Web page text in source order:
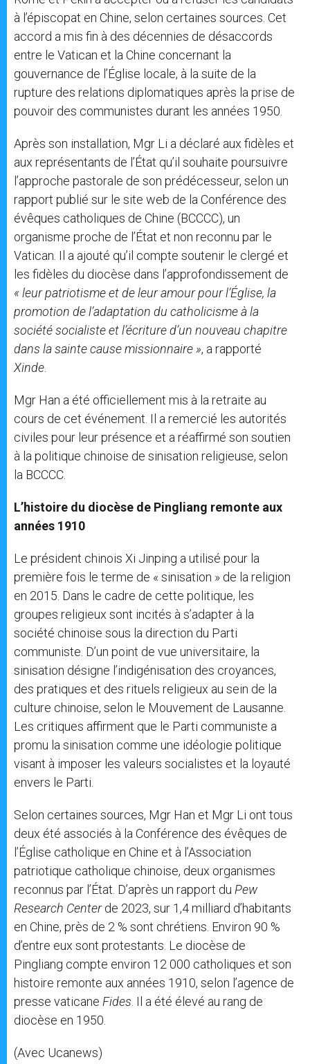
à l’épiscopat en Chine, selon certaines sources. Cet
accord a mis fin à des décennies de désaccords
entre le Vatican et la Chine concernant la
gouvernance de l’Église locale, à la suite de la
rupture des relations diplomatiques après la prise de
pouvoir des communistes durant les années 1950.
Après son installation, Mgr Li a déclaré aux fidèles et
aux représentants de l’État qu’il souhaite poursuivre
l’approche pastorale de son prédécesseur, selon un
rapport publié sur le site web de la Conférence des
évêques catholiques de Chine (BCCCC), un
organisme proche de l’État et non reconnu par le
Vatican. Il a ajouté qu’il compte soutenir le clergé et
les fidèles du diocèse dans l’approfondissement de
« leur patriotisme et de leur amour pour l’Église, la
promotion de l’adaptation du catholicisme à la
société socialiste et l’écriture d’un nouveau chapitre
dans la sainte cause missionnaire », a rapporté
Xinde
Mgr Han a été officiellement mis à la retraite au
cours de cet événement. Il a remercié les autorités
civiles pour leur présence et a réaffirmé son soutien
à la politique chinoise de sinisation religieuse, selon
la BCCCC.
L’histoire du diocèse de Pingliang remonte aux
années 1910
Le président chinois Xi Jinping a utilisé pour la
première fois le terme de « sinisation » de la religion
en 2015. Dans le cadre de cette politique, les
groupes religieux sont incités à s’adapter à la
société chinoise sous la direction du Parti
communiste. D’un point de vue universitaire, la
sinisation désigne l’indigénisation des croyances,
des pratiques et des rituels religieux au sein de la
culture chinoise, selon le Mouvement de Lausanne.
Les critiques affirment que le Parti communiste a
promu la sinisation comme une idéologie politique
visant à imposer les valeurs socialistes et la loyauté
envers le Parti.
Selon certaines sources, Mgr Han et Mgr Li ont tous
deux été associés à la Conférence des évêques de
l’Église catholique en Chine et à l’Association
patriotique catholique chinoise, deux organismes
reconnus par l’État. D’après un rapport du Pew
Research Centerde 2023, sur 1,4 milliard d’habitants
en Chine, près de 2 % sont chrétiens. Environ 90 %
d’entre eux sont protestants. Le diocèse de
Pingliang compte environ 12 000 catholiques et son
histoire remonte aux années 1910, selon l’agence de
presse vaticane Fides . Il a été élevé au rang de
diocèse en 1950.
(Avec Ucanews)